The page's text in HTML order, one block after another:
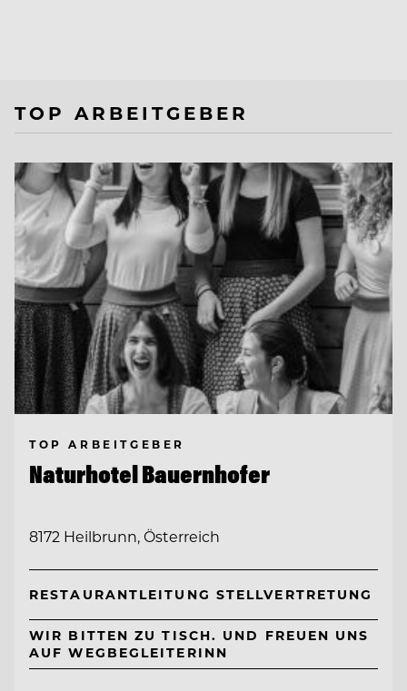
TOP ARBEITGEBER
TOP ARBEITGEBER
Naturhotel Bauernhofer
8172 Heilbrunn, Österreich
RESTAURANTLEITUNG STELLVERTRETUNG
WIR BITTEN ZU TISCH. UND FREUEN UNS
AUF WEGBEGLEITERINN